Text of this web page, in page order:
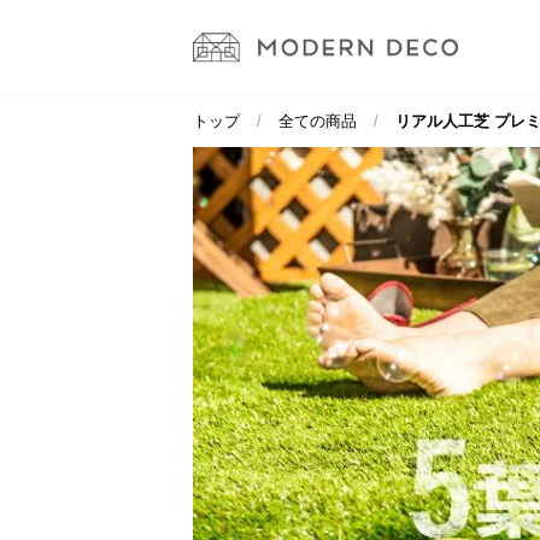
トップ 全ての商品 リアル人工芝 プレ